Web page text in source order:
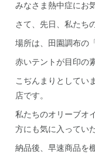
みなさま熱中症にお
さて、先日、私たち
場所は、田園調布の
赤いテントが目印の
こぢんまりとしてい
店です。
私たちのオリーブオ
方にも気に入ってい
納品後、早速商品を